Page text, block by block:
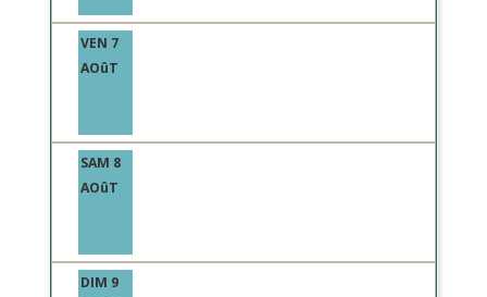
VEN 7
AOûT
SAM 8
AOûT
DIM 9